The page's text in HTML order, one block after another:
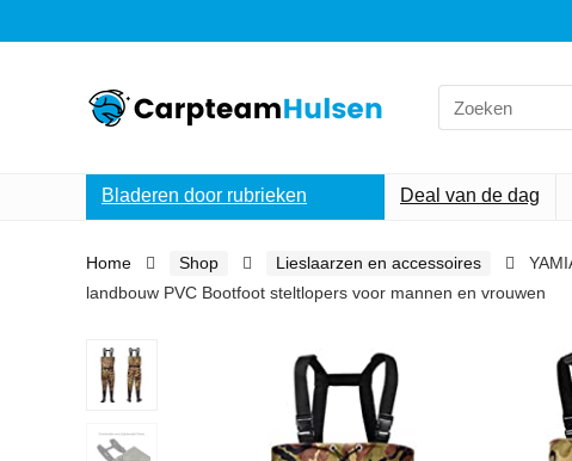
Search
for:
Bladeren door rubrieken Deal van de dag
Home Shop Lieslaarzen en accessoires
landbouw PVC Bootfoot steltlopers voor mannen en vrouwen